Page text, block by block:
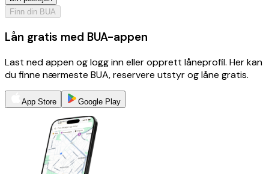
Finn din BUA
Lån gratis med BUA-appen
Last ned appen og logg inn eller opprett låneprofil. Her kan
du finne nærmeste BUA, reservere utstyr og låne gratis.
App Store Google Play